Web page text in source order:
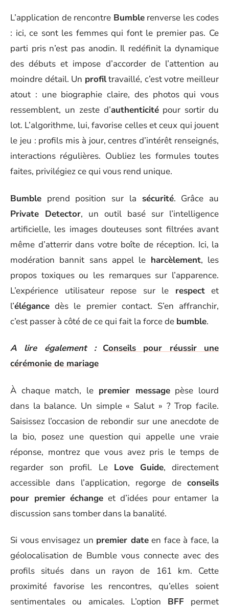
L’application de rencontre Bumblerenverse les codes
: ici, ce sont les femmes qui font le premier pas. Ce
parti pris n’est pas anodin. Il redéfinit la dynamique
des débuts et impose d’accorder de l’attention au
moindre détail. Un profiltravaillé, c’est votre meilleur
atout : une biographie claire, des photos qui vous
ressemblent, un zeste d’authenticitépour sortir du
lot. L’algorithme, lui, favorise celles et ceux qui jouent
le jeu : profils mis à jour, centres d’intérêt renseignés,
interactions régulières. Oubliez les formules toutes
faites, privilégiez ce qui vous rend unique.
Bumble prend position sur la sécurité. Grâce au
Private Detector, un outil basé sur l’intelligence
artificielle, les images douteuses sont filtrées avant
même d’atterrir dans votre boîte de réception. Ici, la
modération bannit sans appel le harcèlement, les
propos toxiques ou les remarques sur l’apparence.
L’expérience utilisateur repose sur le respectet
l’élégance dès le premier contact. S’en affranchir,
c’est passer à côté de ce qui fait la force de bumble.
A lire également :
Conseils pour réussir une
cérémonie de mariage
À chaque match, le premier messagepèse lourd
dans la balance. Un simple « Salut » ? Trop facile.
Saisissez l’occasion de rebondir sur une anecdote de
la bio, posez une question qui appelle une vraie
réponse, montrez que vous avez pris le temps de
regarder son profil. Le Love Guide, directement
accessible dans l’application, regorge de conseils
pour premier échange et d’idées pour entamer la
discussion sans tomber dans la banalité.
Si vous envisagez un premier dateen face à face, la
géolocalisation de Bumble vous connecte avec des
profils situés dans un rayon de 161 km. Cette
proximité favorise les rencontres, qu’elles soient
sentimentales ou amicales. L’option BFF permet